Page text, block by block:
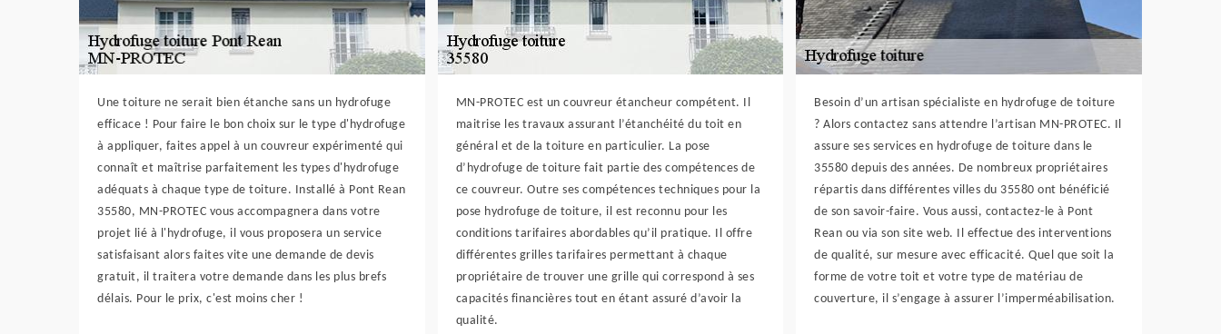
Une toiture ne serait bien étanche sans un hydrofuge
efficace ! Pour faire le bon choix sur le type d'hydrofuge
à appliquer, faites appel à un couvreur expérimenté qui
connaît et maîtrise parfaitement les types d'hydrofuge
adéquats à chaque type de toiture. Installé à Pont Rean
35580, MN-PROTEC vous accompagnera dans votre
projet lié à l'hydrofuge, il vous proposera un service
satisfaisant alors faites vite une demande de devis
gratuit, il traitera votre demande dans les plus brefs
délais. Pour le prix, c'est moins cher !
MN-PROTEC est un couvreur étancheur compétent. Il
maitrise les travaux assurant l’étanchéité du toit en
général et de la toiture en particulier. La pose
d’hydrofuge de toiture fait partie des compétences de
ce couvreur. Outre ses compétences techniques pour la
pose hydrofuge de toiture, il est reconnu pour les
conditions tarifaires abordables qu’il pratique. Il offre
différentes grilles tarifaires permettant à chaque
propriétaire de trouver une grille qui correspond à ses
capacités financières tout en étant assuré d’avoir la
qualité.
Besoin d’un artisan spécialiste en hydrofuge de toiture
? Alors contactez sans attendre l’artisan MN-PROTEC. Il
assure ses services en hydrofuge de toiture dans le
35580 depuis des années. De nombreux propriétaires
répartis dans différentes villes du 35580 ont bénéficié
de son savoir-faire. Vous aussi, contactez-le à Pont
Rean ou via son site web. Il effectue des interventions
de qualité, sur mesure avec efficacité. Quel que soit la
forme de votre toit et votre type de matériau de
couverture, il s’engage à assurer l’imperméabilisation.